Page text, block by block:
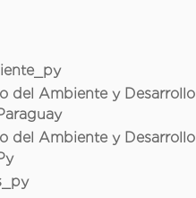
del Ambiente y Desarrollo
del Ambiente y Desarrollo